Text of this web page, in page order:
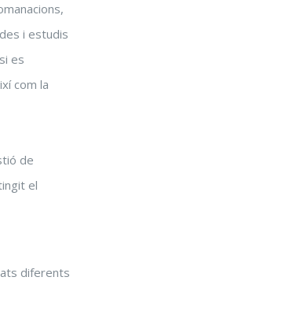
i estudis
es
com la
de
el
diferents